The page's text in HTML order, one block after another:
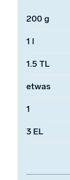
200 g
1 l
1.5 TL
etwas
1
3 EL